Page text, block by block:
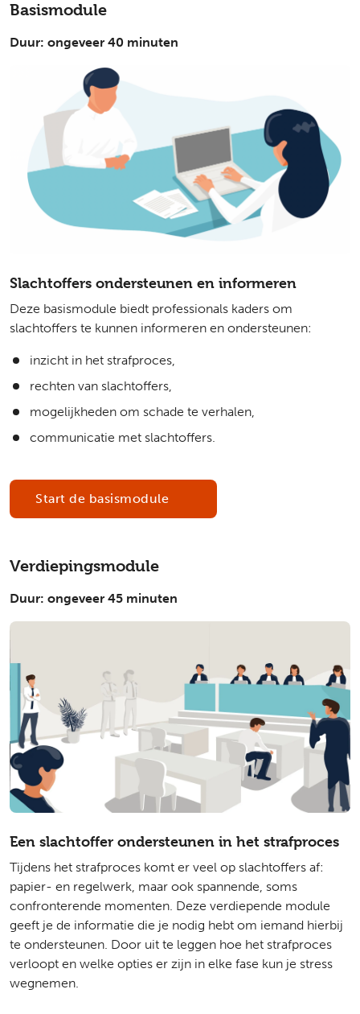
Basismodule
Duur: ongeveer 40 minuten
Slachtoffers ondersteunen en informeren
Deze basismodule biedt professionals kaders om
slachtoffers te kunnen informeren en ondersteunen:
inzicht in het strafproces,
rechten van slachtoffers,
mogelijkheden om schade te verhalen,
communicatie met slachtoffers.
Start de basismodule
Verdiepingsmodule
Duur: ongeveer 45 minuten
Een slachtoffer ondersteunen in het strafproces
Tijdens het strafproces komt er veel op slachtoffers af:
papier- en regelwerk, maar ook spannende, soms
confronterende momenten. Deze verdiepende module
geeft je de informatie die je nodig hebt om iemand hierbij
te ondersteunen. Door uit te leggen hoe het strafproces
verloopt en welke opties er zijn in elke fase kun je stress
wegnemen.